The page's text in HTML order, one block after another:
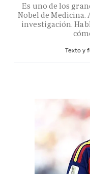
Es uno de los
Nobel de Medicina.
investigación.
Texto y